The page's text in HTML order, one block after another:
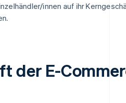
innen auf ihr
der E-